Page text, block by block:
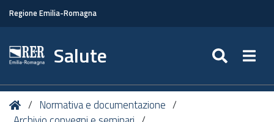
Regione Emilia-Romagna
Salute
Tu
sei
HomeNormativa e documentazione